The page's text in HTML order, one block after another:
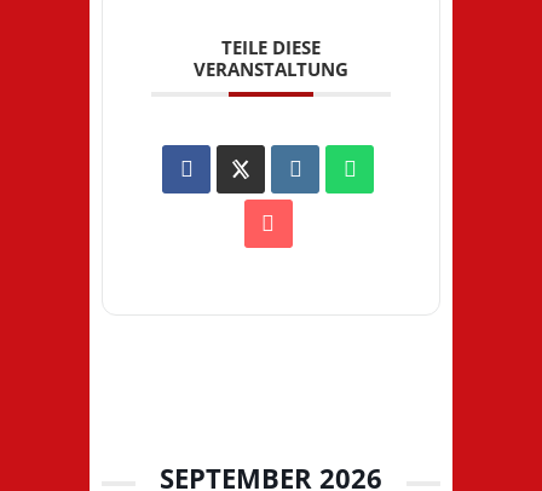
TEILE DIESE
VERANSTALTUNG
SEPTEMBER 2026